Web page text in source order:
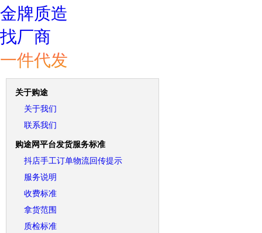
金牌质造
找厂商
一件代发
关于购途
关于我们
联系我们
购途网平台发货服务标准
抖店手工订单物流回传提示
服务说明
收费标准
拿货范围
质检标准